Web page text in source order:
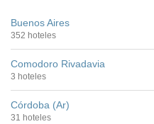
Buenos Aires
352 hoteles
Comodoro Rivadavia
3 hoteles
Córdoba (Ar)
31 hoteles